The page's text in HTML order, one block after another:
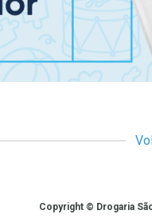
Copyright © Drogaria